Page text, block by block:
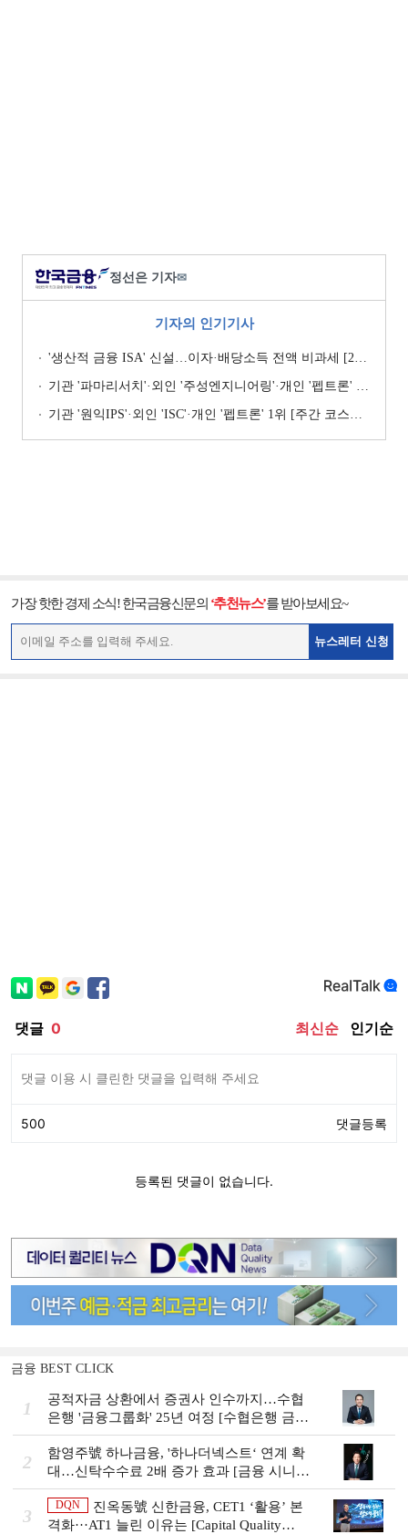
정선은 기자✉
기자의 인기기사
'생산적 금융 ISA' 신설…이자·배당소득 전액 비과세 [2026 세제개편안]
기관 '파마리서치'·외인 '주성엔지니어링'·개인 '펩트론' 1위 [주간 코스닥 순매수- 2026년 7월27일~7월31일]
기관 '원익IPS'·외인 'ISC'·개인 '펩트론' 1위 [주간 코스닥 순매수- 2026년 7월6일~7월10일]
가장 핫한 경제 소식! 한국금융신문의 ‘추천뉴스’를 받아보세요~
뉴스레터 신청
금융 BEST CLICK
1
공적자금 상환에서 증권사 인수까지…수협
은행 '금융그룹화' 25년 여정 [수협은행 금융
그룹의 꿈①]
2
함영주號 하나금융, '하나더넥스트‘ 연계 확
대…신탁수수료 2배 증가 효과 [금융 시니어
비즈니스 돋보기]
3
DQN
진옥동號 신한금융, CET1 ‘활용’ 본
격화···AT1 늘린 이유는 [Capital Quality